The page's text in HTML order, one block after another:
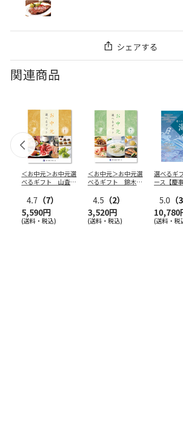
シェアする
関連商品
＜お中元＞お中元選
べるギフト 山査子
4.7 （7）
5,590円
(送料・税込)
＜お中元＞お中元選
べるギフト 錦木コ
4.5 （2）
3,520円
(送料・税込)
選べるギ
ース【慶事
5.0 （
10,780
(送料・税